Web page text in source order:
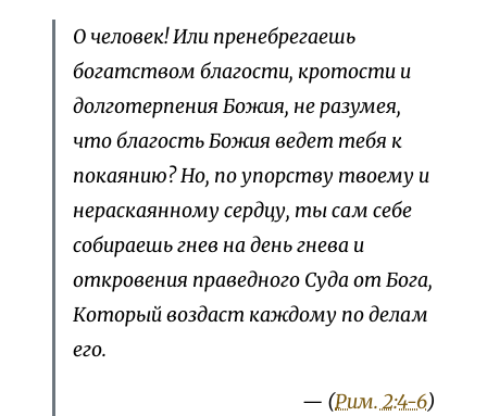
О человек! Или пренебрегаешь
богатством благости, кротости и
долготерпения Божия, не разумея,
что благость Божия ведет тебя к
покаянию? Но, по упорству твоему и
нераскаянному сердцу, ты сам себе
собираешь гнев на день гнева и
откровения праведного Суда от Бога,
Который воздаст каждому по делам
его.
— (Рим. 2:4-6)